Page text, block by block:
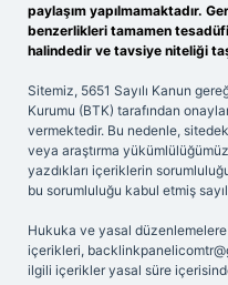
paylaşım yapılmamaktadır.
benzerlikleri tamamen
halindedir ve tavsiye niteliği
Sitemiz, 5651 Sayılı Kanun
Kurumu (BTK) tarafından
vermektedir. Bu nedenle,
veya araştırma
yazdıkları içeriklerin
bu sorumluluğu kabul etmiş
Hukuka ve yasal
içerikleri,
ilgili içerikler yasal süre